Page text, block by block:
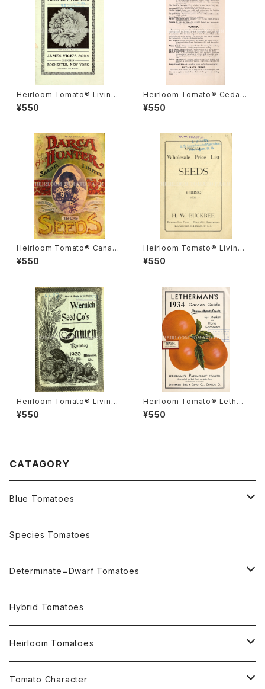
Heirloom Tomato® Livings
ton's Crimson Globe エアル
ーム・トマト・リビングストンズ・
¥550
Heirloom Tomato® Cedar
Hill エアルーム・トマト・セダー・
ヒル
¥550
Heirloom Tomato® Canad
a Pride エアルーム・トマト・カ
ナダ・プライド
¥550
Heirloom Tomato® Livings
ton's Crimson Cushion エア
ルーム・トマト・リビングストン
¥550
Heirloom Tomato® Livings
ton's Boufommenheir エア
ルーム・トマト・リビングストン
¥550
Heirloom Tomato® Lether
mans' Paramount エアルー
ム・トマト・レサーマンズ・パラマ
¥550
CATAGORY
Blue Tomatoes
OSU INDIGO Series
Not OSU Blue Tomatoes
Species Tomatoes
Determinate=Dwarf Tomatoes
Micro Determinate 10cm~30cm
Small Determinate 30cm~50cm
Medium Determinate 50~100cm
Hybrid Tomatoes
Heirloom Tomatoes
Amber Heirloom Tomatoes
Tomato Character